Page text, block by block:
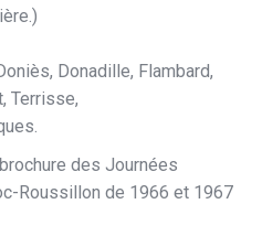
Donadille, Flambard,
Terrisse,
des Journées
Roussillon de 1966 et 1967